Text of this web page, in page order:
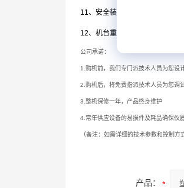
11、安全装置 Safety
12、机台重量Main Unit
公司承诺：
1.购机前，我们专门派技术人员为您设
2.购机后，将免费指派技术人员为您调
3.整机保修一年，产品终身维护
4.常年供应设备的易损件及耗品确保仪
（备注：如需详细的技术参数和控制方
产品：